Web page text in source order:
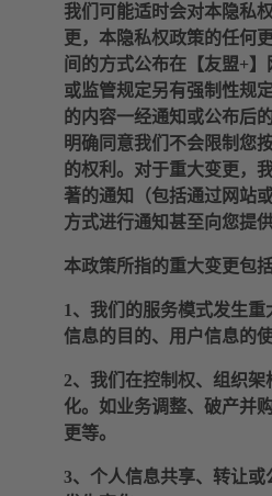
我们可能适时会对本隐私
更，本隐私权政策的任何
间的方式公布在【友盟+
或监管规定另有强制性规
的内容一经通知或公布后
明确同意我们不会限制您
的权利。对于重大变更，
著的通知（包括通过网站
方式进行通知甚至向您提
本政策所指的重大变更包
1、我们的服务模式发生重
信息的目的、用户信息的
2、我们在控制权、组织
化。如业务调整、破产并
更等。
3、个人信息共享、转让或